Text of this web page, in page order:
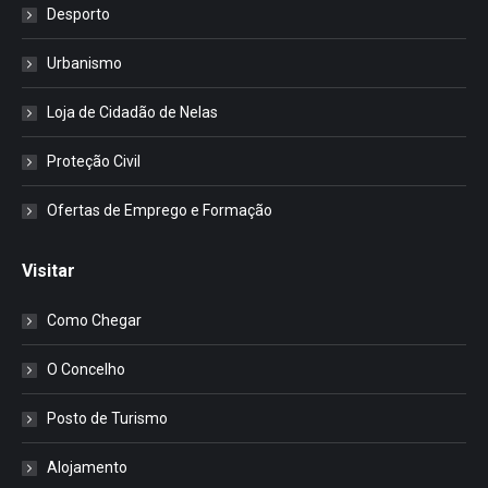
Desporto
Urbanismo
Loja de Cidadão de Nelas
Proteção Civil
Ofertas de Emprego e Formação
Visitar
Como Chegar
O Concelho
Posto de Turismo
Alojamento